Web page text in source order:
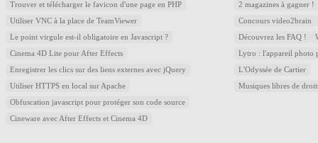
Trouver et télécharger le favicon d'une page en PHP
Utiliser VNC à la place de TeamViewer
Le point virgule est-il obligatoire en Javascript ?
Cinema 4D Lite pour After Effects
Enregistrer les clics sur des liens externes avec jQuery
Utiliser HTTPS en local sur Apache
Obfuscation javascript pour protéger son code source
Cineware avec After Effects et Cinema 4D
2 magazines à gagner !
Concours video2brain
Découvrez les FAQ !
Lytro : l'appareil photo
L'Odyssée de Cartier
Musiques libres de